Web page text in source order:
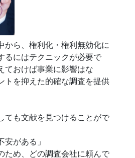
から、権利化・権利無効化に
るにはテクニックが必要で
ておけば事業に影響はな
トを抑えた的確な調査を提供
ても文献を見つけることがで
安がある」
ため、どの調査会社に頼んで